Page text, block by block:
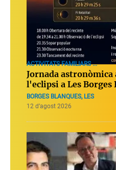
ACTIVITATS FAMILIARS ...
Jornada
l'eclipsi a Les Borges
BORGES BLANQUES, LES
12 d’agost 2026